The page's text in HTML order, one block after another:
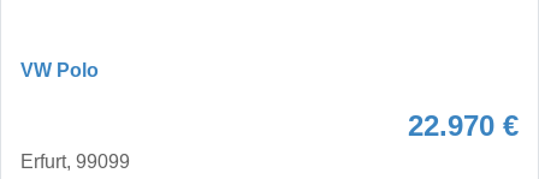
VW Polo
22.970 €
Erfurt, 99099